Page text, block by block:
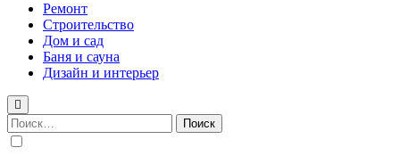
Ремонт
Строительство
Дом и сад
Баня и сауна
Дизайн и интерьер
Найти: